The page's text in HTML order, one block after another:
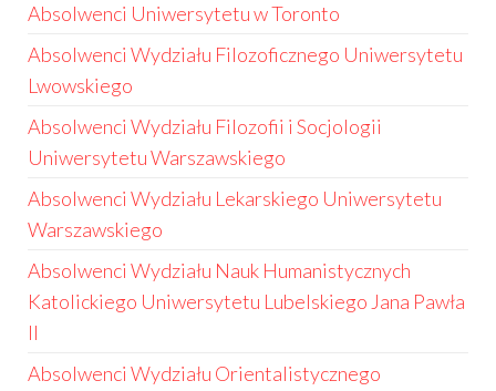
Absolwenci Uniwersytetu w Toronto
Absolwenci Wydziału Filozoficznego Uniwersytetu
Lwowskiego
Absolwenci Wydziału Filozofii i Socjologii
Uniwersytetu Warszawskiego
Absolwenci Wydziału Lekarskiego Uniwersytetu
Warszawskiego
Absolwenci Wydziału Nauk Humanistycznych
Katolickiego Uniwersytetu Lubelskiego Jana Pawła
II
Absolwenci Wydziału Orientalistycznego